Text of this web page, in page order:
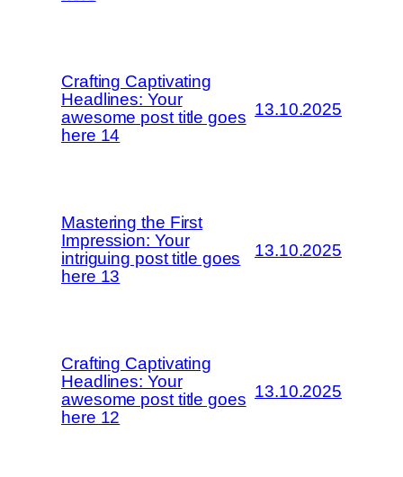
Crafting Captivating
Headlines: Your
awesome post title goes
here 14
13.10.2025
Mastering the First
Impression: Your
intriguing post title goes
here 13
13.10.2025
Crafting Captivating
Headlines: Your
awesome post title goes
here 12
13.10.2025